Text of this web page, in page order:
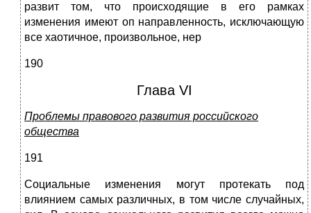
развит том, что происходящие в его рамках
изменения имеют оп направленность, исключающую
все хаотичное, произвольное, нер
190
Глава VI
Проблемы правового развития российского
общества
191
Социальные изменения могут протекать под
влиянием самых различных, в том числе случайных,